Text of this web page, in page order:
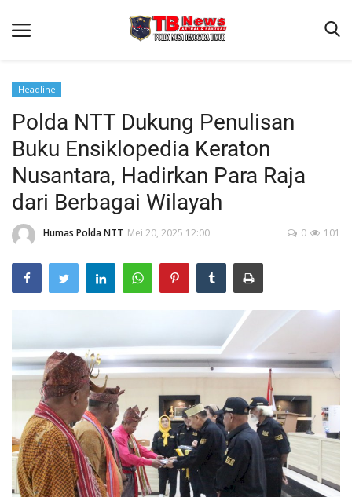
Beranda
Binkam
Terms & Conditions
Reskrim
Lantas
Polisi Kita
Mitra Polisi
Link Polda NTT
Headline
Polda NTT Dukung Penulisan
Buku Ensiklopedia Keraton
Nusantara, Hadirkan Para Raja
dari Berbagai Wilayah
Humas Polda NTT Mei 20, 2025 12:00 101
0